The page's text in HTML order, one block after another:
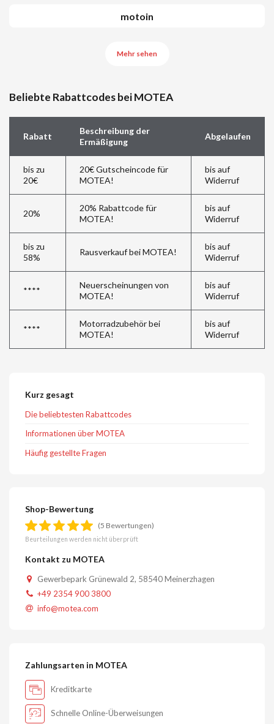
motoin
Mehr sehen
Beliebte Rabattcodes bei MOTEA
Rabatt
Beschreibung der
Ermäßigung
Abgelaufen
bis zu
20€
20€ Gutscheincode für
MOTEA!
bis auf
Widerruf
20%
20% Rabattcode für
MOTEA!
bis auf
Widerruf
bis zu
58%
Rausverkauf bei MOTEA!
bis auf
Widerruf
****
Neuerscheinungen von
MOTEA!
bis auf
Widerruf
****
Motorradzubehör bei
MOTEA!
bis auf
Widerruf
Kurz gesagt
Die beliebtesten Rabattcodes
Informationen über MOTEA
Häufig gestellte Fragen
Shop-Bewertung
(5 Bewertungen)
Beurteilungen werden nicht überprüft
Kontakt zu MOTEA
Gewerbepark Grünewald 2, 58540 Meinerzhagen
+49 2354 900 3800
info@motea.com
Zahlungsarten in MOTEA
Kreditkarte
Schnelle Online-Überweisungen